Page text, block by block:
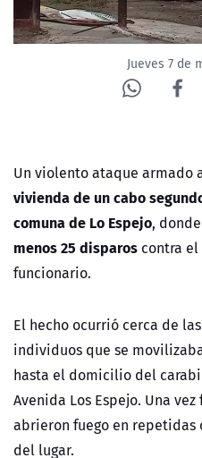
CANAL DE DENUNCIAS
ÁREA DE PROYECTOSJueves 7 de
Un violento ataque armado
vivienda de un cabo
comuna de Lo Espejo,
menos 25 disparos contra
funcionario.
El hecho ocurrió cerca de
individuos que se
hasta el domicilio del
Avenida Los Espejo. Una
abrieron fuego en repetidas
del lugar.